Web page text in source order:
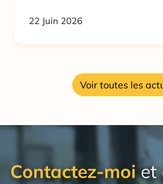
22 Juin 2026
Voir toutes les
Contactez-moiet